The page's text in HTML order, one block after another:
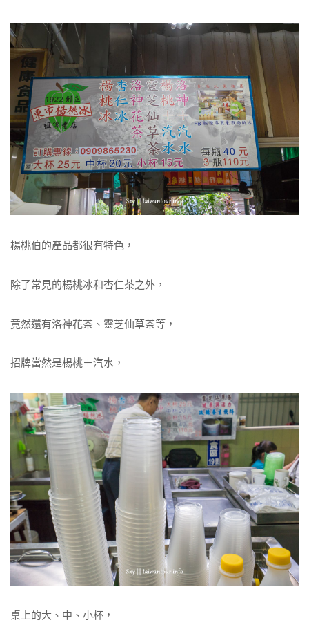
楊桃伯的產品都很有特色，
除了常見的楊桃冰和杏仁茶之外，
竟然還有洛神花茶、靈芝仙草茶等，
招牌當然是楊桃＋汽水，
桌上的大、中、小杯，